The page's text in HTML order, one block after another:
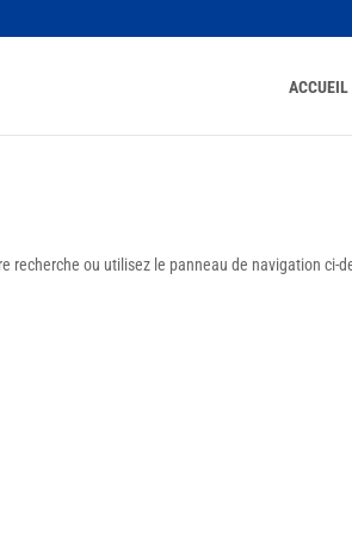
ACCUEIL
recherche ou utilisez le panneau de navigation ci-